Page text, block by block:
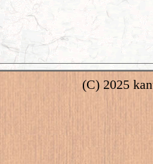
(C) 2025